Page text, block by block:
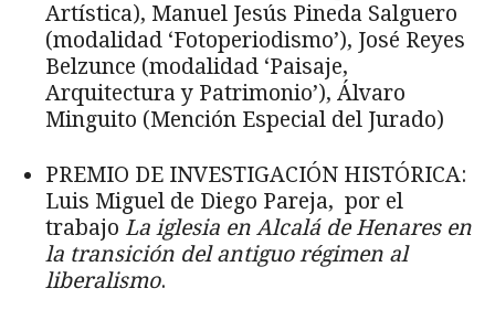
Artística), Manuel Jesús Pineda Salguero
(modalidad ‘Fotoperiodismo’), José Reyes
Belzunce (modalidad ‘Paisaje,
Arquitectura y Patrimonio’), Álvaro
Minguito (Mención Especial del Jurado)
PREMIO DE INVESTIGACIÓN HISTÓRICA:
Luis Miguel de Diego Pareja, por el
trabajo La iglesia en Alcalá de Henares en
la transición del antiguo régimen al
liberalismo.